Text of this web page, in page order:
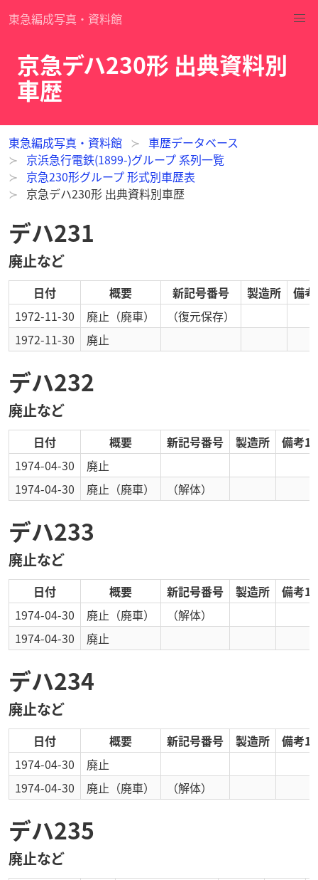
東急編成写真・資料館
京急デハ230形 出典資料別
車歴
東急編成写真・資料館
車歴データベース
京浜急行電鉄(1899-)グループ 系列一覧
京急230形グループ 形式別車歴表
京急デハ230形 出典資料別車歴
デハ231
廃止など
日付 概要 新記号番号 製造所
備
1972-11-30
廃止 （廃車）
（復元保存）
1972-11-30
廃止
デハ232
廃止など
日付 概要 新記号番号 製造所
備考1
1974-04-30
廃止
1974-04-30
廃止 （廃車） （解体）
デハ233
廃止など
日付 概要 新記号番号 製造所
備考1
1974-04-30
廃止 （廃車）
（解体）
1974-04-30
廃止
デハ234
廃止など
日付 概要 新記号番号 製造所
備考1
1974-04-30
廃止
1974-04-30
廃止 （廃車） （解体）
デハ235
廃止など